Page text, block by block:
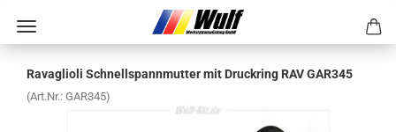
Ra­vaglio­li Schnell­spann­mut­ter mit Druck­ring RAV GAR345
(Art.Nr.: GAR345)